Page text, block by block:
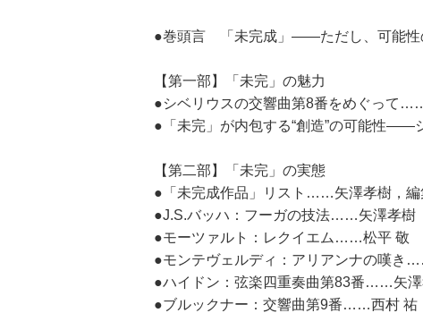
●巻頭言 「未完成」――ただし、可能
【第一部】「未完」の魅力
●シベリウスの交響曲第8番をめぐって
●「未完」が内包する“創造”の可能性
【第二部】「未完」の実態
●「未完成作品」リスト……矢澤孝樹，編
●J.S.バッハ：フーガの技法……矢澤孝樹
●モーツァルト：レクイエム……松平 敬
●モンテヴェルディ：アリアンナの嘆き
●ハイドン：弦楽四重奏曲第83番……矢
●ブルックナー：交響曲第9番……西村 祐